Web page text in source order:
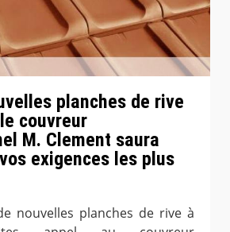
planches de rive
couvreur
M. Clement saura
exigences les plus
nouvelles planches de rive à